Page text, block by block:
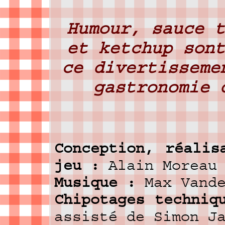
Humour,
et ketchup
ce
Conception,
jeu : Alain Moreau
Musique : Max
Chipotages
assisté de Simon